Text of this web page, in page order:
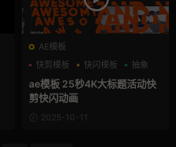
AE模板
快剪模板
快闪模板 抽象
ae模板 25秒4K大标题活动快
剪快闪动画
2025-10-11